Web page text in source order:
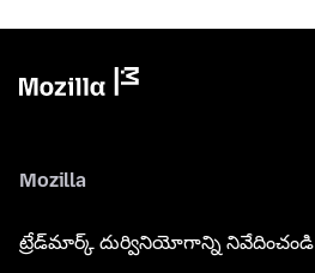
Mozilla
ట్రేడ్‌మార్క్ దుర్వినియోగాన్ని నివేదించండి